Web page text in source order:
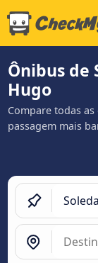
Ônibus de
Hugo
Compare todas
passagem mais